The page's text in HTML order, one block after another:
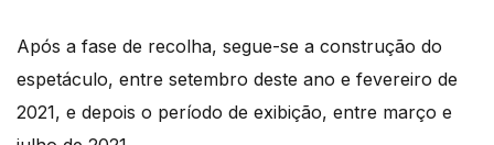
Após a fase de recolha, segue-se a construção do
espetáculo, entre setembro deste ano e fevereiro de
2021, e depois o período de exibição, entre março e